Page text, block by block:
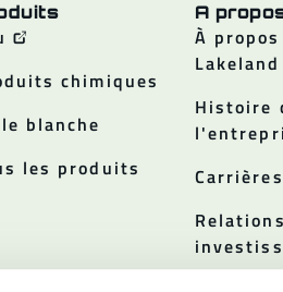
chimiques
blanche
les produits
A
À
Lakeland
Histoire
Carrières